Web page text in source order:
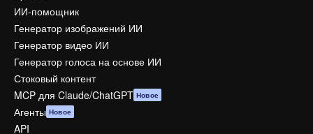
ИИ-помощник
Генератор изображений ИИ
Генератор видео ИИ
Генератор голоса на основе ИИ
Стоковый контент
MCP для Claude/ChatGPT Новое
Агенты Новое
API